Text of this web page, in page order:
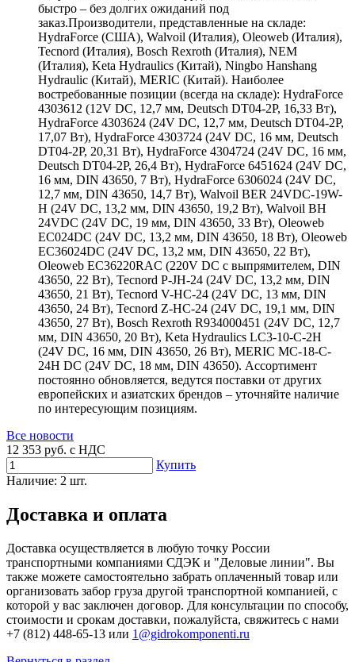
быстро – без долгих ожиданий под
заказ.Производители, представленные на складе:
HydraForce (США), Walvoil (Италия), Oleoweb (Италия),
Tecnord (Италия), Bosch Rexroth (Италия), NEM
(Италия), Keta Hydraulics (Китай), Ningbo Hanshang
Hydraulic (Китай), MERIC (Китай). Наиболее
востребованные позиции (всегда на складе): HydraForce
4303612 (12V DC, 12,7 мм, Deutsch DT04-2P, 16,33 Вт),
HydraForce 4303624 (24V DC, 12,7 мм, Deutsch DT04-2P,
17,07 Вт), HydraForce 4303724 (24V DC, 16 мм, Deutsch
DT04-2P, 20,31 Вт), HydraForce 4304724 (24V DC, 16 мм,
Deutsch DT04-2P, 26,4 Вт), HydraForce 6451624 (24V DC,
16 мм, DIN 43650, 7 Вт), HydraForce 6306024 (24V DC,
12,7 мм, DIN 43650, 14,7 Вт), Walvoil BER 24VDC-19W-
H (24V DC, 13,2 мм, DIN 43650, 19,2 Вт), Walvoil BH
24VDC (24V DC, 19 мм, DIN 43650, 33 Вт), Oleoweb
EC024DC (24V DC, 13,2 мм, DIN 43650, 18 Вт), Oleoweb
EC36024DC (24V DC, 13,2 мм, DIN 43650, 22 Вт),
Oleoweb EC36220RAC (220V DC с выпрямителем, DIN
43650, 22 Вт), Tecnord P-JH-24 (24V DC, 13,2 мм, DIN
43650, 21 Вт), Tecnord V-HC-24 (24V DC, 13 мм, DIN
43650, 24 Вт), Tecnord Z-HC-24 (24V DC, 19,1 мм, DIN
43650, 27 Вт), Bosch Rexroth R934000451 (24V DC, 12,7
мм, DIN 43650, 20 Вт), Keta Hydraulics LC3-10-C-2H
(24V DC, 16 мм, DIN 43650, 26 Вт), MERIC MC-18-C-
24H DC (24V DC, 18 мм, DIN 43650). Ассортимент
постоянно обновляется, ведутся поставки от других
европейских и азиатских брендов – уточняйте наличие
по интересующим позициям.
Все новости
12 353 руб. с НДС
Купить
Наличие: 2 шт.
Доставка и оплата
Доставка осуществляется в любую точку России
транспортными компаниями СДЭК и "Деловые линии". Вы
также можете самостоятельно забрать оплаченный товар или
организовать забор груза другой транспортной компанией, с
которой у вас заключен договор. Для консультации по способу,
стоимости и срокам доставки, пожалуйста, свяжитесь с нами
+7 (812) 448-65-13 или 1@gidrokomponenti.ru